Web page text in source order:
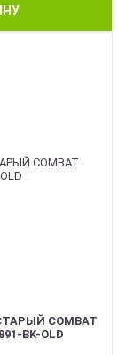
COMBAT
BK-OLD